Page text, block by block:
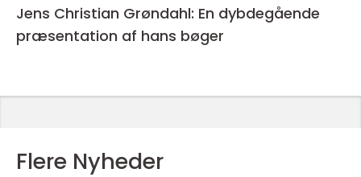
Jens Christian Grøndahl: En dybdegående
præsentation af hans bøger
Flere Nyheder